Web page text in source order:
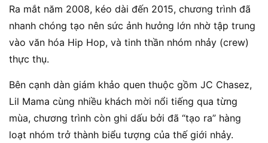
Ra mắt năm 2008, kéo dài đến 2015, chương trình đã
nhanh chóng tạo nên sức ảnh hưởng lớn nhờ tập trung
vào văn hóa Hip Hop, và tinh thần nhóm nhảy (crew)
thực thụ.
Bên cạnh dàn giám khảo quen thuộc gồm JC Chasez,
Lil Mama cùng nhiều khách mời nổi tiếng qua từng
mùa, chương trình còn ghi dấu bởi đã “tạo ra” hàng
loạt nhóm trở thành biểu tượng của thế giới nhảy.